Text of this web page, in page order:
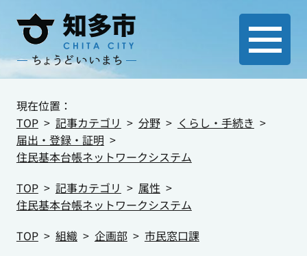
現在位置：
TOP
記事カテゴリ 分野
くらし・手続き
届出・登録・証明
住民基本台帳ネットワークシステム
TOP
記事カテゴリ
属性
住民基本台帳ネットワークシステム
TOP
組織 企画部 市民窓口課